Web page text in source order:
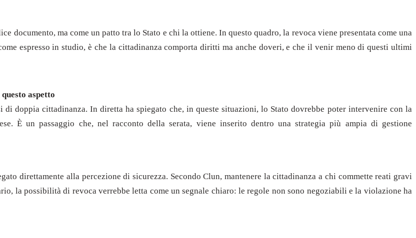
documento, ma come un patto tra lo Stato e chi la ottiene. In questo quadro, la revoca viene presentata come una
espresso in studio, è che la cittadinanza comporta diritti ma anche doveri, e che il venir meno di questi ultimi
aspetto
doppia cittadinanza. In diretta ha spiegato che, in queste situazioni, lo Stato dovrebbe poter intervenire con la
È un passaggio che, nel racconto della serata, viene inserito dentro una strategia più ampia di gestione
direttamente alla percezione di sicurezza. Secondo Clun, mantenere la cittadinanza a chi commette reati gravi
la possibilità di revoca verrebbe letta come un segnale chiaro: le regole non sono negoziabili e la violazione ha